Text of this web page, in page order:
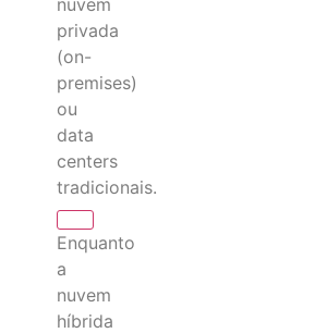
privada
(on-
premises)
ou
data
centers
tradicionais.
Enquanto
a
nuvem
híbrida